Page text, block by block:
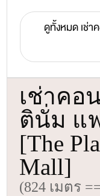
ดูทั้งหมด เช่า
เช่าคอ
ตินั่ม แ
[The
Mall]
(824 เมตร